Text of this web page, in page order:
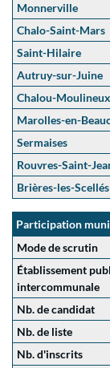
Monnerville
Chalo-Saint-Mars
Saint-Hilaire
Autruy-sur-Juine
Chalou-Moulineux
Marolles-en-
Sermaises
Rouvres-Saint-
Brières-les-Scellés
Participation
Mode de scrutin
Établissement
intercommunale
Nb. de candidat
Nb. de liste
Nb. d'inscrits